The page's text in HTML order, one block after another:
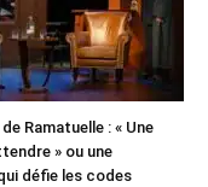
Ramatuelle : « Une
» ou une
défie les codes